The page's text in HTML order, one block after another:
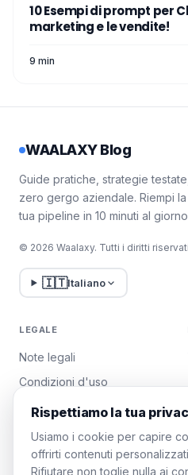
10 Esempi di prompt per
marketing e le vendite!
9 min
WAALAXY Blog
Guide pratiche, strategie testate,
zero gergo aziendale. Riempi la
tua pipeline in 10 minuti al
© 2026 Waalaxy. Tutti i diritti
🇮🇹Italiano
LEGALE
Note legali
Condizioni d'uso
Politica sulla privacy
Gestisci i cookie
Rispettiamo la tua
Usiamo i cookie per capire
offrirti contenuti
Rifiutare non toglie nulla ai